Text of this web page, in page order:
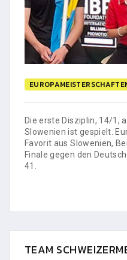
Die erste Disziplin, 14/1,
Slowenien ist gespielt.
Favorit aus Slowenien,
Finale gegen den
41.
TEAM